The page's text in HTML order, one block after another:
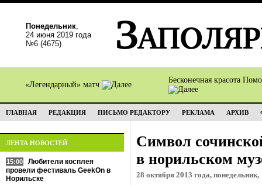
Понедельник,
24 июня 2019 года
№6 (4675)
«Легендарный» матч
Бесконечная красота
ГЛАВНАЯ РЕДАКЦИЯ ПИСЬМО РЕДАКТОРУ РЕКЛАМА АРХИВ
ЛЕНТА НОВОСТЕЙ
15:00
Любители косплея
провели фестиваль GeekOn в
Норильске
Символ
в норильском
28 октября 2013 года, понедельник,